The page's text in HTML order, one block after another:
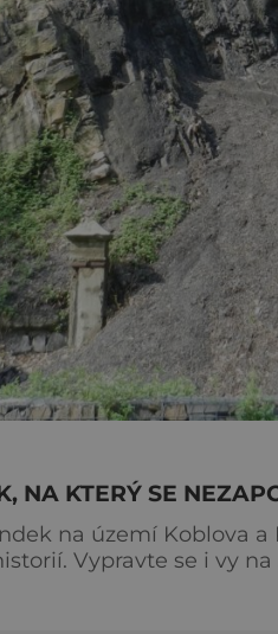
NA KTERÝ SE
na území Koblova
Vypravte se i vy
s Řípem i